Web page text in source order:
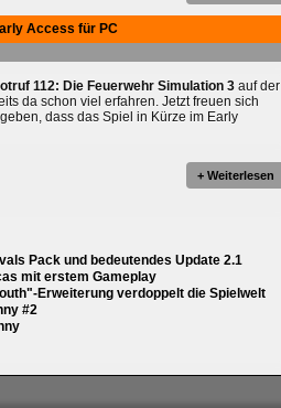
Access für PC
112: Die Feuerwehr Simulation 3 auf der
da schon viel erfahren. Jetzt freuen sich
dass das Spiel in Kürze im Early
+ Weiterlesen
Pack und bedeutendes Update 2.1
mit erstem Gameplay
Erweiterung verdoppelt die Spielwelt
#2